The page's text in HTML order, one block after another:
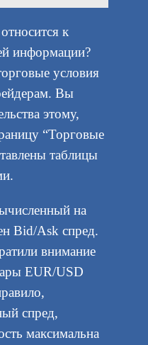
к
информации?
условия
Вы
этому,
“Торговые
таблицы
на
Bid/Ask спред.
внимание
EUR/USD
спред,
максимальна